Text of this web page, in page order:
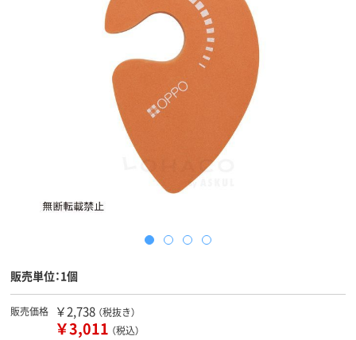
販売単位：1個
販売価格 ￥2,738 （税抜き）
￥3,011 （税込）